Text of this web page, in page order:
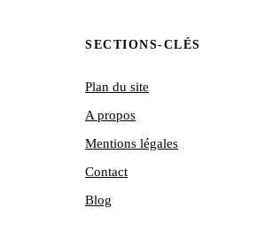
SECTIONS-CLÉS
Plan du site
A propos
Mentions légales
Contact
Blog